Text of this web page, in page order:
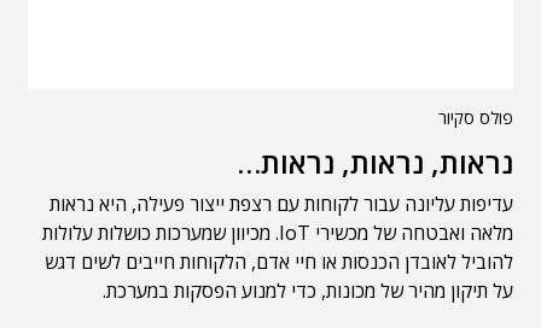
פולס סקיור
נראות, נראות, נראות…
עדיפות עליונה עבור לקוחות עם רצפת ייצור פעילה, היא נראות
מלאה ואבטחה של מכשירי IoT. מכיוון שמערכות כושלות עלולות
להוביל לאובדן הכנסות או חיי אדם, הלקוחות חייבים לשים דגש
על תיקון מהיר של מכונות, כדי למנוע הפסקות במערכת.